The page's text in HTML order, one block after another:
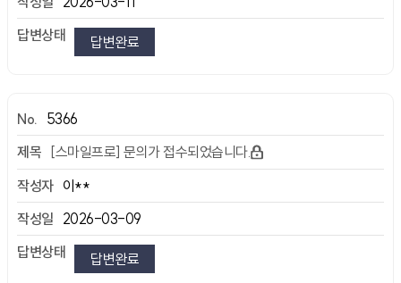
답변완료
5366
[스마일프로] 문의가 접수되었습니다.
이**
2026-03-09
답변완료